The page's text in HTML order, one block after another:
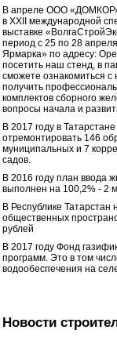
В апреле ООО «ДОМКОР»
в XXII международной
выставке
период с 25 по 28
Ярмарка» по адресу:
посетить наш стенд, в
сможете ознакомиться с
получить
комплектов сборного
вопросы начала и
В 2017 году в
отремонтировать 146
муниципальных и 7
садов.
В 2016 году план ввода
выполнен на 100,2% - 2
В Республике Татарстан
общественных
рублей
В 2017 году Фонд
программ. Это в том
водообеспечения на
Новости